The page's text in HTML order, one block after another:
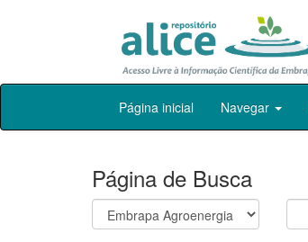
Skip
Página inicial Navegar
Página de Busca